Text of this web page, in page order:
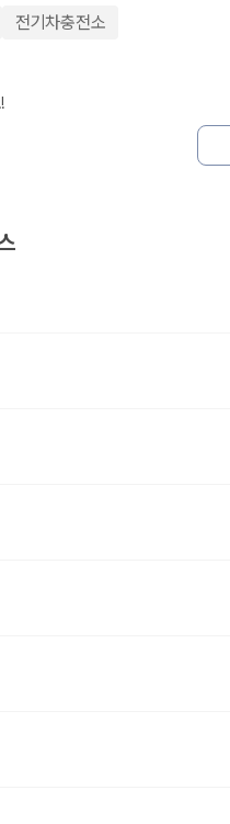
업체별 가격, 차종, 보험 조건
나요?
요?
전기차충전소